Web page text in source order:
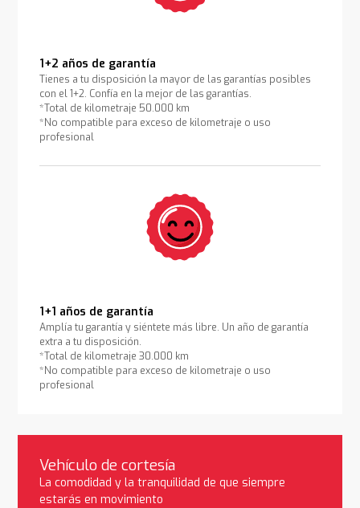
1+2 años de garantía
Tienes a tu disposición la mayor de las garantías posibles
con el 1+2. Confía en la mejor de las garantías.
*Total de kilometraje 50.000 km
*No compatible para exceso de kilometraje o uso
profesional
1+1 años de garantía
Amplía tu garantía y siéntete más libre. Un año de garantía
extra a tu disposición.
*Total de kilometraje 30.000 km
*No compatible para exceso de kilometraje o uso
profesional
Vehículo de cortesía
La comodidad y la tranquilidad de que siempre
estarás en movimiento